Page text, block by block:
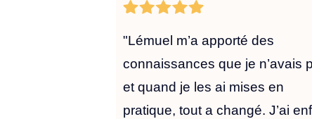
"Lémuel m’a apporté des
connaissances que je n’avais
et quand je les ai mises en
pratique, tout a changé. J’ai